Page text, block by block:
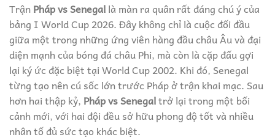
TrậnPháp vs Senegallà màn ra quân rất đáng chú ý của
bảng I World Cup 2026. Đây không chỉ là cuộc đối đầu
giữa một trong những ứng viên hàng đầu châu Âu và đại
diện mạnh của bóng đá châu Phi, mà còn là cặp đấu gợi
lại ký ức đặc biệt tại World Cup 2002. Khi đó, Senegal
từng tạo nên cú sốc lớn trước Pháp ở trận khai mạc. Sau
hơn hai thập kỷ, Pháp vs Senegaltrở lại trong một bối
cảnh mới, với hai đội đều sở hữu phong độ tốt và nhiều
nhân tố đủ sức tạo khác biệt.